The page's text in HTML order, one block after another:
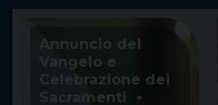
Skip
content
Annuncio del
Vangelo e
Celebrazione dei
Sacramenti